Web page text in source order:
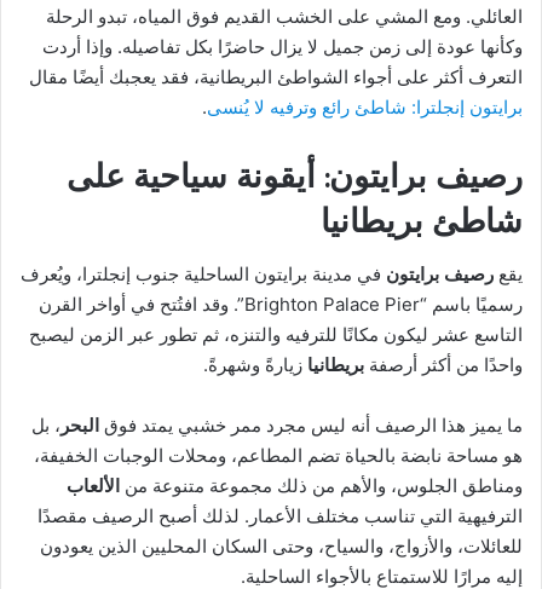
العائلي. ومع المشي على الخشب القديم فوق المياه، تبدو الرحلة
وكأنها عودة إلى زمن جميل لا يزال حاضرًا بكل تفاصيله. وإذا أردت
التعرف أكثر على أجواء الشواطئ البريطانية، فقد يعجبك أيضًا مقال
برايتون إنجلترا: شاطئ رائع وترفيه لا يُنسى.
رصيف برايتون: أيقونة سياحية على
شاطئ بريطانيا
يقع رصيف برايتون في مدينة برايتون الساحلية جنوب إنجلترا، ويُعرف
رسميًا باسم “Brighton Palace Pier”. وقد افتُتح في أواخر القرن
التاسع عشر ليكون مكانًا للترفيه والتنزه، ثم تطور عبر الزمن ليصبح
واحدًا من أكثر أرصفة بريطانيا زيارةً وشهرةً.
ما يميز هذا الرصيف أنه ليس مجرد ممر خشبي يمتد فوق البحر ، بل
هو مساحة نابضة بالحياة تضم المطاعم، ومحلات الوجبات الخفيفة،
ومناطق الجلوس، والأهم من ذلك مجموعة متنوعة من الألعاب
الترفيهية التي تناسب مختلف الأعمار. لذلك أصبح الرصيف مقصدًا
للعائلات، والأزواج، والسياح، وحتى السكان المحليين الذين يعودون
إليه مرارًا للاستمتاع بالأجواء الساحلية.